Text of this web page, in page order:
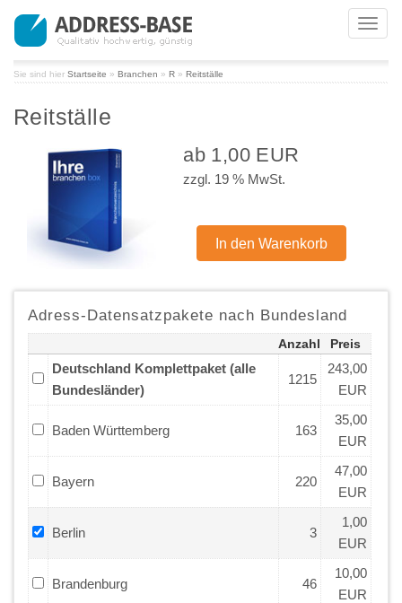
Sie sind hier Startseite » Branchen » R » Reitställe
Reitställe
ab 1,00 EUR
zzgl. 19 % MwSt.
Adress-Datensatzpakete nach Bundesland
Anzahl Preis
Deutschland Komplettpaket (alle
Bundesländer)
1215
243,00
EUR
Baden Württemberg 163
35,00
EUR
Bayern 220
47,00
EUR
Berlin 3
1,00
EUR
Brandenburg 46
10,00
EUR